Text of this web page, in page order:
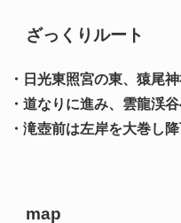
ざっくりルート
・日光東照宮の東、猿尾
・道なりに進み、雲龍渓
・滝壺前は左岸を大巻し
map